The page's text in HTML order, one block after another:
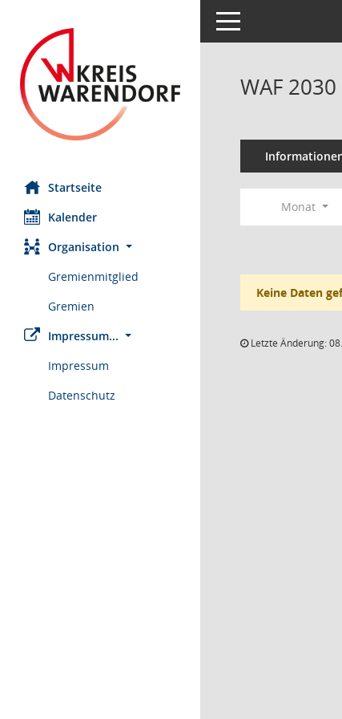
Startseite
Kalender
Organisation
Gremienmitglied
Gremien
Impressum...
Impressum
Datenschutz
Toggle navigation
WAF
Monat
Keine Daten
Letzte Änderung: